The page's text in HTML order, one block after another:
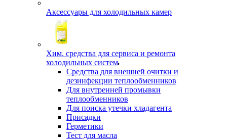
Аксессуары для холодильных камер
Хим. средства для сервиса и ремонта
холодильных систем
Средства для внешней очитки и
дезинфекции теплообменников
Для внутренней промывки
теплообменников
Для поиска утечки хладагента
Присадки
Герметики
Тест для масла